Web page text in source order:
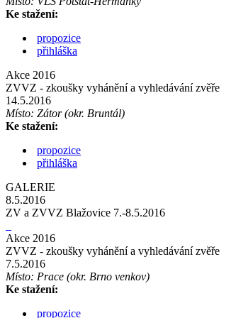
Ke stažení:
propozice
přihláška
Akce 2016
ZVVZ - zkoušky vyhánění a vyhledávání zvěře
14.5.2016
Místo: Zátor (okr. Bruntál)
Ke stažení:
propozice
přihláška
GALERIE
8.5.2016
ZV a ZVVZ Blažovice 7.-8.5.2016
Akce 2016
ZVVZ - zkoušky vyhánění a vyhledávání zvěře
7.5.2016
Místo: Prace (okr. Brno venkov)
Ke stažení:
propozice